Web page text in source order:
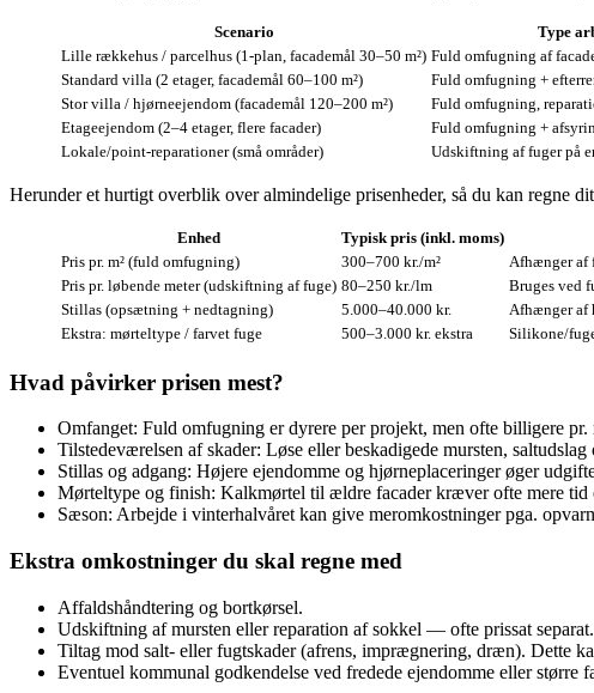
Scenario Type
Lille rækkehus / parcelhus (1‑plan, facademål 30–50 m²) Fuld omfugning af
Standard villa (2 etager, facademål 60–100 m²)
Fuld omfugning +
Stor villa / hjørneejendom (facademål 120–200 m²)
Fuld omfugning,
Etageejendom (2–4 etager, flere facader)
Fuld omfugning +
Lokale/point‑reparationer (små områder)
Udskiftning af fuger på
Herunder et hurtigt overblik over almindelige prisenheder, så du kan regne
Enhed Typisk pris (inkl. moms)
Pris pr. m² (fuld omfugning)
300–700 kr./m²
Afhænger af
Pris pr. løbende meter (udskiftning af fuge) 80–250 kr./lm
Bruges ved
Stillas (opsætning + nedtagning)
5.000–40.000 kr.
Afhænger af
Ekstra: mørteltype / farvet fuge
500–3.000 kr. ekstra Silikone/
Hvad påvirker prisen mest?
Omfanget: Fuld omfugning er dyrere per projekt, men ofte billigere pr.
Tilstedeværelsen af skader: Løse eller beskadigede mursten,
Stillas og adgang: Højere ejendomme og hjørneplaceringer øger
Mørteltype og finish: Kalkmørtel til ældre facader kræver ofte mere tid
Sæson: Arbejde i vinterhalvåret kan give meromkostninger pga.
Ekstra omkostninger du skal regne med
Affaldshåndtering og bortkørsel.
Udskiftning af mursten eller reparation af sokkel — ofte prissat separat.
Tiltag mod salt- eller fugtskader (afrens, imprægnering, dræn). Dette
Eventuel kommunal godkendelse ved fredede ejendomme eller